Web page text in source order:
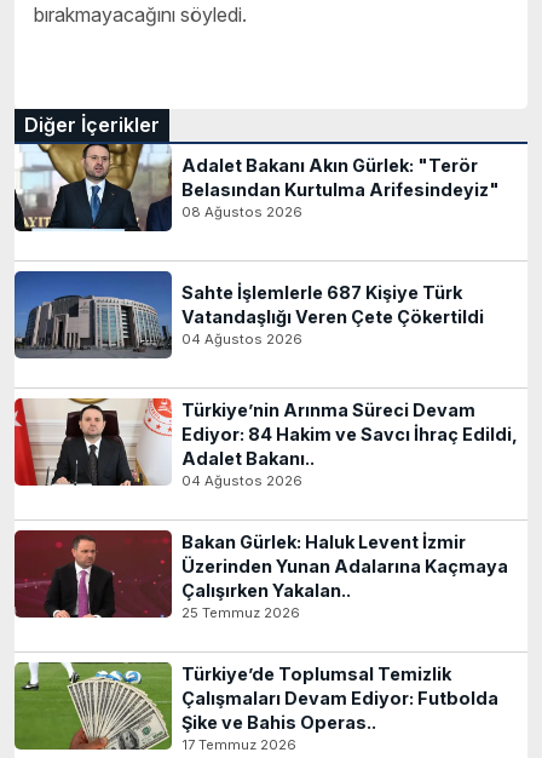
bırakmayacağını söyledi.
Diğer İçerikler
Adalet Bakanı Akın Gürlek: "Terör
Belasından Kurtulma Arifesindeyiz"
08 Ağustos 2026
Sahte İşlemlerle 687 Kişiye Türk
Vatandaşlığı Veren Çete Çökertildi
04 Ağustos 2026
Türkiye’nin Arınma Süreci Devam
Ediyor: 84 Hakim ve Savcı İhraç Edildi,
Adalet Bakanı..
04 Ağustos 2026
Bakan Gürlek: Haluk Levent İzmir
Üzerinden Yunan Adalarına Kaçmaya
Çalışırken Yakalan..
25 Temmuz 2026
Türkiye’de Toplumsal Temizlik
Çalışmaları Devam Ediyor: Futbolda
Şike ve Bahis Operas..
17 Temmuz 2026